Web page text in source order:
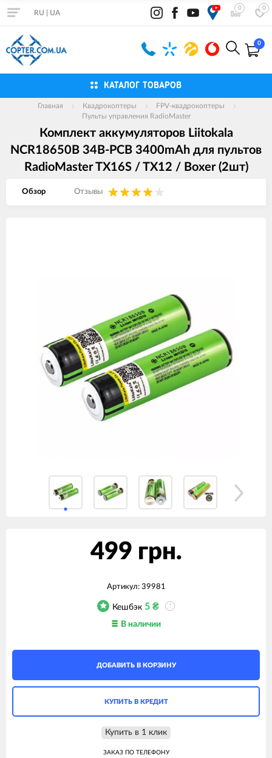
0 0
RU UA
0
КАТАЛОГ ТОВАРОВ
Главная Квадрокоптеры
FPV-квадрокоптеры
Пульты управления RadioMaster
Комплект аккумуляторов Liitokala
NCR18650B 34B-PCB 3400mAh для пультов
RadioMaster TX16S / TX12 / Boxer (2шт)
Обзор Отзывы
499 грн.
Артикул: 39981
Кешбэк 5 ₴ ?
В наличии
ДОБАВИТЬ В КОРЗИНУ
КУПИТЬ В КРЕДИТ
Купить в 1 клик
ЗАКАЗ ПО ТЕЛЕФОНУ